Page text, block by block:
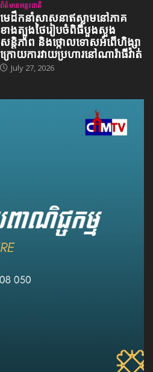
ព័ត៌មានអន្តរជាតិ
មេដឹកនាំសាសនាឥស្លាមនៅភាគ
ខាងត្បូងថៃរៀបចំពិធីបួងសួង
សន្តិភាព និងថ្កោលទោសអំពើហិង្សា
ក្រោយការវាយប្រហារនៅណារ៉ាធីវ៉ាត់
July 27, 2026